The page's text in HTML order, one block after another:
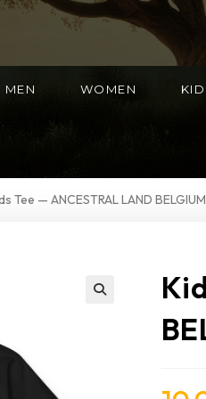
MEN WOMEN
Tee — ANCESTRAL LAND BELGIUM